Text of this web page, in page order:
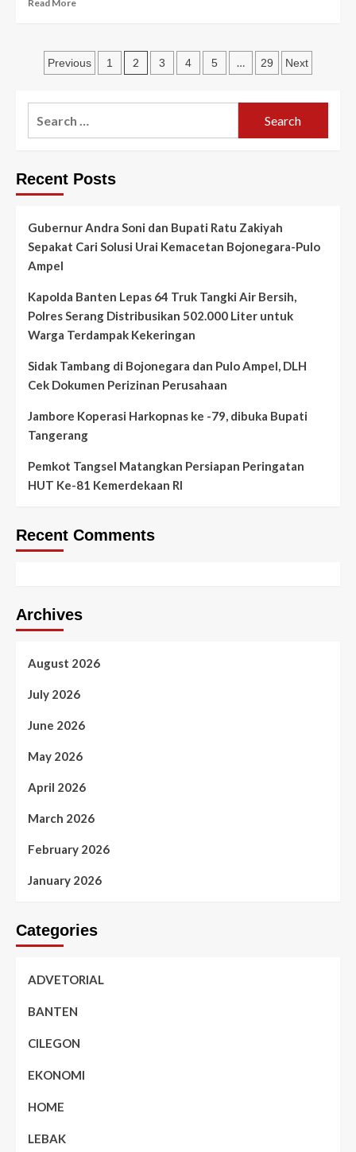
Read More
WKP
I
Tangerang
Jadi
Pilot
Coba
Kementerian
Perdagangan
Posts
Previous 1 2 3 4 5 … 29 Next
Recent Posts
Gubernur Andra Soni dan Bupati Ratu Zakiyah
Sepakat Cari Solusi Urai Kemacetan Bojonegara-Pulo
Ampel
Kapolda Banten Lepas 64 Truk Tangki Air Bersih,
Polres Serang Distribusikan 502.000 Liter untuk
Warga Terdampak Kekeringan
Sidak Tambang di Bojonegara dan Pulo Ampel, DLH
Cek Dokumen Perizinan Perusahaan
Jambore Koperasi Harkopnas ke -79, dibuka Bupati
Tangerang
Pemkot Tangsel Matangkan Persiapan Peringatan
HUT Ke-81 Kemerdekaan RI
Recent Comments
Archives
August 2026
July 2026
June 2026
May 2026
April 2026
March 2026
February 2026
January 2026
Categories
ADVETORIAL
BANTEN
CILEGON
EKONOMI
HOME
LEBAK